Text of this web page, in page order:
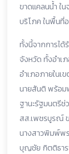
ขาดแคลนน้ำ ใ
บริโภค ในพื้นที่
ทั้งนี้จากการได้
จังหวัด ทั้งอำเ
อำเภอภายในเ
นายสันติ พร้อม
ฐานะรัฐมนตรีช่
สส.เพชรบูรณ์
นางสาวพิมพ์พ
บุญชัย กิตติธา